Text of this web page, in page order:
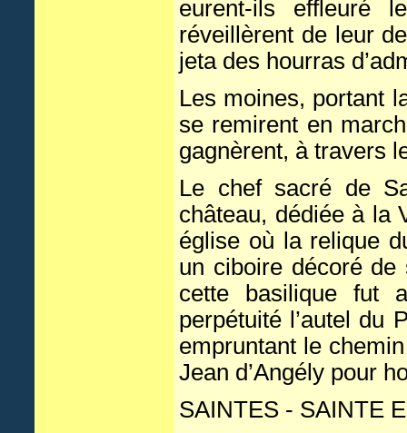
eurent-ils effleuré
réveillèrent de leur
jeta des hourras
Les moines, portant
se remirent en
gagnèrent, à travers
Le chef sacré de
château, dédiée à la
église où la relique
un ciboire décoré
cette basilique fut
perpétuité l’autel du
empruntant le
Jean d’Angély pour
SAINTES - SAINTE